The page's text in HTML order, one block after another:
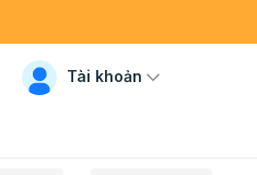
Tài khoản